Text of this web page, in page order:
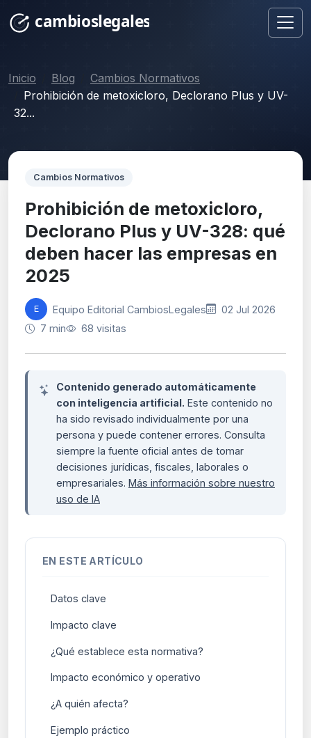
Inicio Blog
Cambios Normativos
Prohibición de metoxicloro, Declorano Plus y UV-
32...
Cambios Normativos
Prohibición de metoxicloro,
Declorano Plus y UV-328: qué
deben hacer las empresas en
2025
E Equipo Editorial CambiosLegales
02 Jul 2026
7 min
68 visitas
Contenido generado automáticamente
con inteligencia artificial. Este contenido no
ha sido revisado individualmente por una
persona y puede contener errores. Consulta
siempre la fuente oficial antes de tomar
decisiones jurídicas, fiscales, laborales o
empresariales. Más información sobre nuestro
uso de IA
EN ESTE ARTÍCULO
Datos clave
Impacto clave
¿Qué establece esta normativa?
Impacto económico y operativo
¿A quién afecta?
Ejemplo práctico